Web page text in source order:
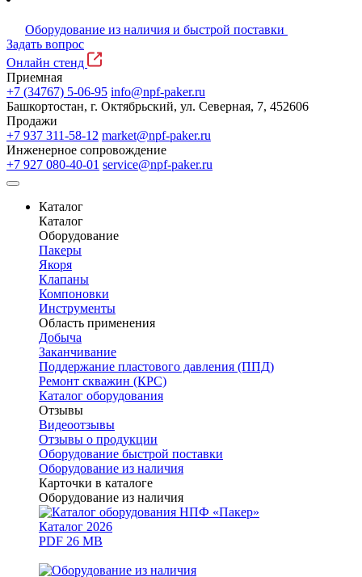
Оборудование из наличия и быстрой поставки
Задать вопрос
Онлайн стенд
Приемная
+7 (34767) 5-06-95 info@npf-paker.ru
Башкортостан, г. Октябрьский, ул. Северная, 7, 452606
Продажи
+7 937 311-58-12 market@npf-paker.ru
Инженерное сопровождение
+7 927 080-40-01 service@npf-paker.ru
Каталог
Каталог
Оборудование
Пакеры
Якоря
Клапаны
Компоновки
Инструменты
Область применения
Добыча
Заканчивание
Поддержание пластового давления (ППД)
Ремонт скважин (КРС)
Каталог оборудования
Отзывы
Видеоотзывы
Отзывы о продукции
Оборудование быстрой поставки
Оборудование из наличия
Карточки в каталоге
Оборудование из наличия
Каталог 2026
PDF 26 MB